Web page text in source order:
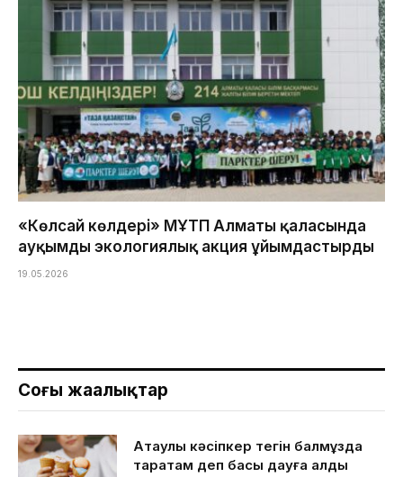
«Көлсай көлдері» МҰТП Алматы қаласында
ауқымды экологиялық акция ұйымдастырды
19.05.2026
Соңғы жаңалықтар
Ақтаулық кәсіпкер тегін балмұздақ
таратам деп басы дауға қалды